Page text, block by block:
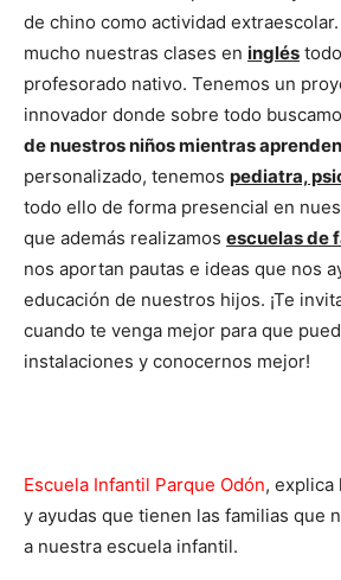
de chino como actividad
mucho nuestras clases en inglés
profesorado nativo. Tenemos un
innovador donde sobre todo
de nuestros niños mientras aprenden
personalizado, tenemos pediatra,
todo ello de forma presencial en
que además realizamos escuelas de
nos aportan pautas e ideas que nos
educación de nuestros hijos. ¡Te
cuando te venga mejor para que
instalaciones y conocernos mejor!
Escuela Infantil Parque Odón, explica
y ayudas que tienen las familias que
a nuestra escuela infantil.